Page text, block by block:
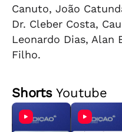
Canuto, João
Dr. Cleber Costa,
Leonardo Dias, Alan
Filho.
ShortsYoutube